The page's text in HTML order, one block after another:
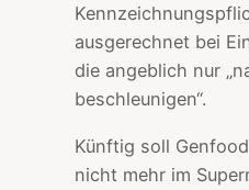
ausgerechnet bei
die angeblich nur
beschleunigen“.
Künftig soll
nicht mehr im